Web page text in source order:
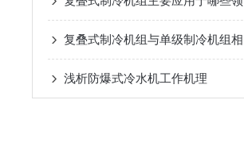
浅析​防爆式冷水机工作机理